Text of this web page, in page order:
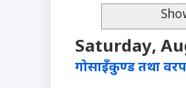
Saturday,
गोसाइँकुण्ड तथा